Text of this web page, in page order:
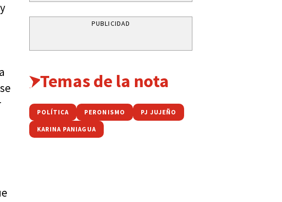
PUBLICIDAD
Temas de la nota
POLÍTICA PERONISMO PJ JUJEÑO
KARINA PANIAGUA